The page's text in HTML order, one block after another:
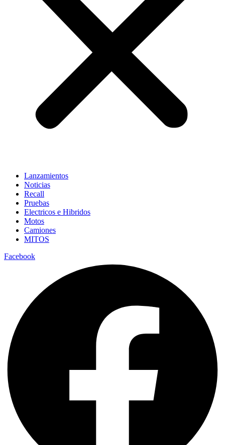
Lanzamientos
Noticias
Recall
Pruebas
Electricos e Hibridos
Motos
Camiones
MITOS
Facebook